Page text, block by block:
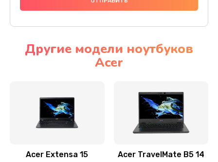
Ремонт подсветки
Настройка BIOS
Замена видеочипа
Заказать
Другие модели ноутбуков
Acer
Acer Extensa 15 Acer TravelMate B5 14